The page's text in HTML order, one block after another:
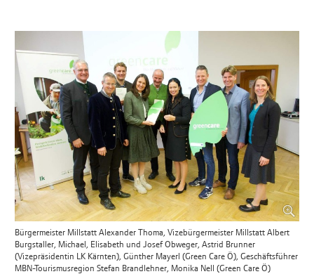
Bürgermeister Millstatt Alexander Thoma, Vizebürgermeister Millstatt Albert
Burgstaller, Michael, Elisabeth und Josef Obweger, Astrid Brunner
(Vizepräsidentin LK Kärnten), Günther Mayerl (Green Care Ö), Geschäftsführer
MBN-Tourismusregion Stefan Brandlehner, Monika Nell (Green Care Ö)